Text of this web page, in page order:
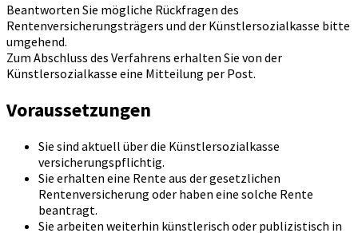
Beantworten Sie mögliche Rückfragen des
Rentenversicherungsträgers und der Künstlersozialkasse bitte
umgehend.
Zum Abschluss des Verfahrens erhalten Sie von der
Künstlersozialkasse eine Mitteilung per Post.
Voraussetzungen
Sie sind aktuell über die Künstlersozialkasse
versicherungspflichtig.
Sie erhalten eine Rente aus der gesetzlichen
Rentenversicherung oder haben eine solche Rente
beantragt.
Sie arbeiten weiterhin künstlerisch oder publizistisch in